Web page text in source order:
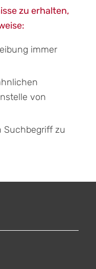
zu erhalten,
immer
von
Suchbegriff zu